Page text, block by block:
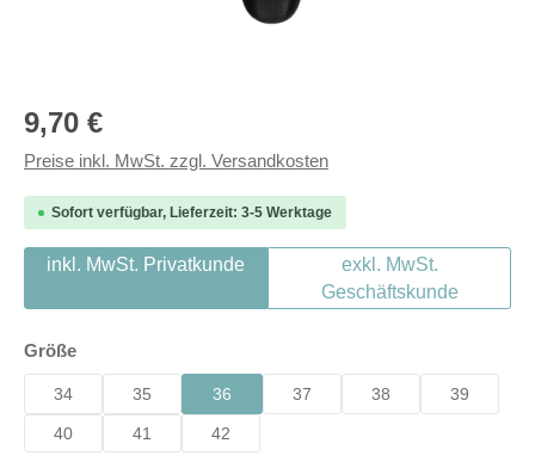
Regulärer Preis:
9,70 €
Preise inkl. MwSt. zzgl. Versandkosten
Sofort verfügbar, Lieferzeit: 3-5 Werktage
inkl. MwSt. Privatkunde
exkl. MwSt.
Geschäftskunde
Größeauswählen
34 35 36 37 38 39
40 41 42